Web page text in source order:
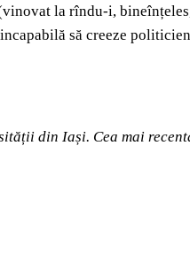
la rîndu-i,
să creeze
din Iași. Cea mai